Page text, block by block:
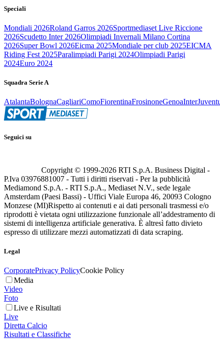
Speciali
Mondiali 2026Roland Garros 2026Sportmediaset Live Riccione
2026Scudetto Inter 2026Olimpiadi Invernali Milano Cortina
2026Super Bowl 2026Eicma 2025Mondiale per club 2025EICMA
Riding Fest 2025Paralimpiadi Parigi 2024Olimpiadi Parigi
2024Euro 2024
Squadra Serie A
AtalantaBolognaCagliariComoFiorentinaFrosinoneGenoaInter
Seguici su
Copyright © 1999-2026 RTI S.p.A. Business Digital -
P.Iva 03976881007 - Tutti i diritti riservati - Per la pubblicità
Mediamond S.p.A. - RTI S.p.A., Mediaset N.V., sede legale
Amsterdam (Paesi Bassi) - Uffici Viale Europa 46, 20093 Cologno
Monzese (MI)Rispetto ai contenuti e ai dati personali trasmessi e/o
riprodotti è vietata ogni utilizzazione funzionale all’addestramento di
sistemi di intelligenza artificiale generativa. È altresì fatto divieto
espresso di utilizzare mezzi automatizzati di data scraping.
Legal
CorporatePrivacy PolicyCookie Policy
Media
Video
Foto
Live e Risultati
Live
Diretta Calcio
Risultati e Classifiche